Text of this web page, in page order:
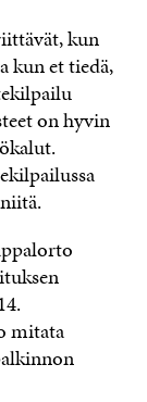
kun
kun et tiedä,
on hyvin
mitata